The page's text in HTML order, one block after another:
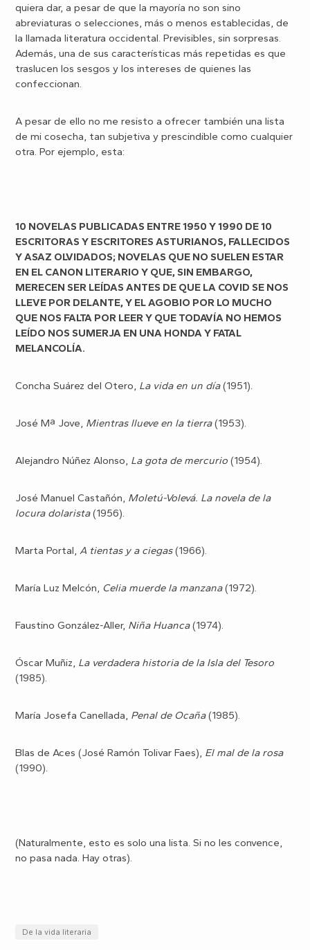
quiera dar, a pesar de que la mayoría no son sino
abreviaturas o selecciones, más o menos establecidas, de
la llamada literatura occidental. Previsibles, sin sorpresas.
Además, una de sus características más repetidas es que
traslucen los sesgos y los intereses de quienes las
confeccionan.
A pesar de ello no me resisto a ofrecer también una lista
de mi cosecha, tan subjetiva y prescindible como cualquier
otra. Por ejemplo, esta:
10 NOVELAS PUBLICADAS ENTRE 1950 Y 1990 DE 10
ESCRITORAS Y ESCRITORES ASTURIANOS, FALLECIDOS
Y ASAZ OLVIDADOS; NOVELAS QUE NO SUELEN ESTAR
EN EL CANON LITERARIO Y QUE, SIN EMBARGO,
MERECEN SER LEÍDAS ANTES DE QUE LA COVID SE NOS
LLEVE POR DELANTE, Y EL AGOBIO POR LO MUCHO
QUE NOS FALTA POR LEER Y QUE TODAVÍA NO HEMOS
LEÍDO NOS SUMERJA EN UNA HONDA Y FATAL
MELANCOLÍA.
Concha Suárez del Otero, La vida en un día(1951).
José Mª Jove, Mientras llueve en la tierra(1953).
Alejandro Núñez Alonso, La gota de mercurio (1954).
José Manuel Castañón, Moletú-Volevá. La novela de la
locura dolarista(1956).
Marta Portal,A tientas y a ciegas(1966).
María Luz Melcón, Celia muerde la manzana(1972).
Faustino González-Aller, Niña Huanca(1974).
Óscar Muñiz, La verdadera historia de la Isla del Tesoro
(1985).
María Josefa Canellada, Penal de Ocaña(1985).
Blas de Aces (José Ramón Tolivar Faes), El mal de la rosa
(1990).
(Naturalmente, esto es solo una lista. Si no les convence,
no pasa nada. Hay otras).
De la vida literaria